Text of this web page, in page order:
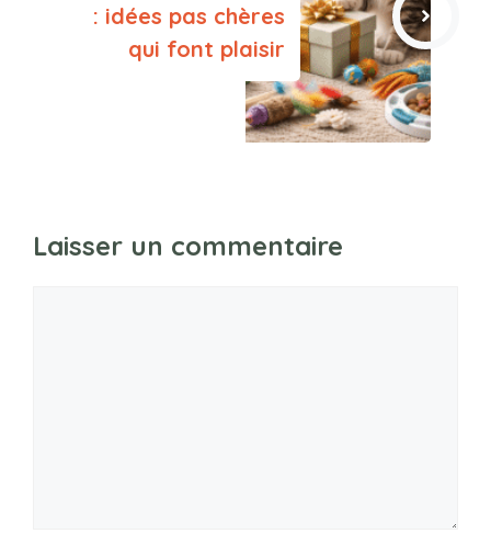
: idées pas chères
qui font plaisir
Laisser un commentaire